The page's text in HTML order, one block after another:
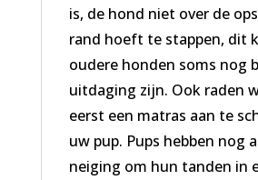
is, de hond niet over de
rand hoeft te stappen, dit
oudere honden soms nog
uitdaging zijn. Ook raden
eerst een matras aan te
uw pup. Pups hebben nog
neiging om hun tanden in